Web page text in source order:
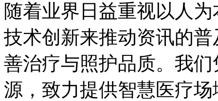
随着业界日益重视以人
技术创新来推动资讯的
善治疗与照护品质。我
源，致力提供智慧医疗